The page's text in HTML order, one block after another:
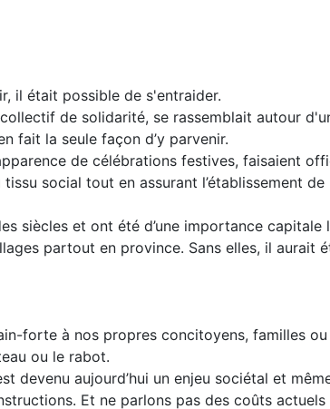
il était possible de s'entraider.
de solidarité, se rassemblait autour
fait la seule façon d’y parvenir.
de célébrations festives, faisaient
social tout en assurant l’établissement
siècles et ont été d’une importance capitale
partout en province. Sans elles, il aurait
forte à nos propres concitoyens, familles ou
ou le rabot.
devenu aujourd’hui un enjeu sociétal et
Et ne parlons pas des coûts